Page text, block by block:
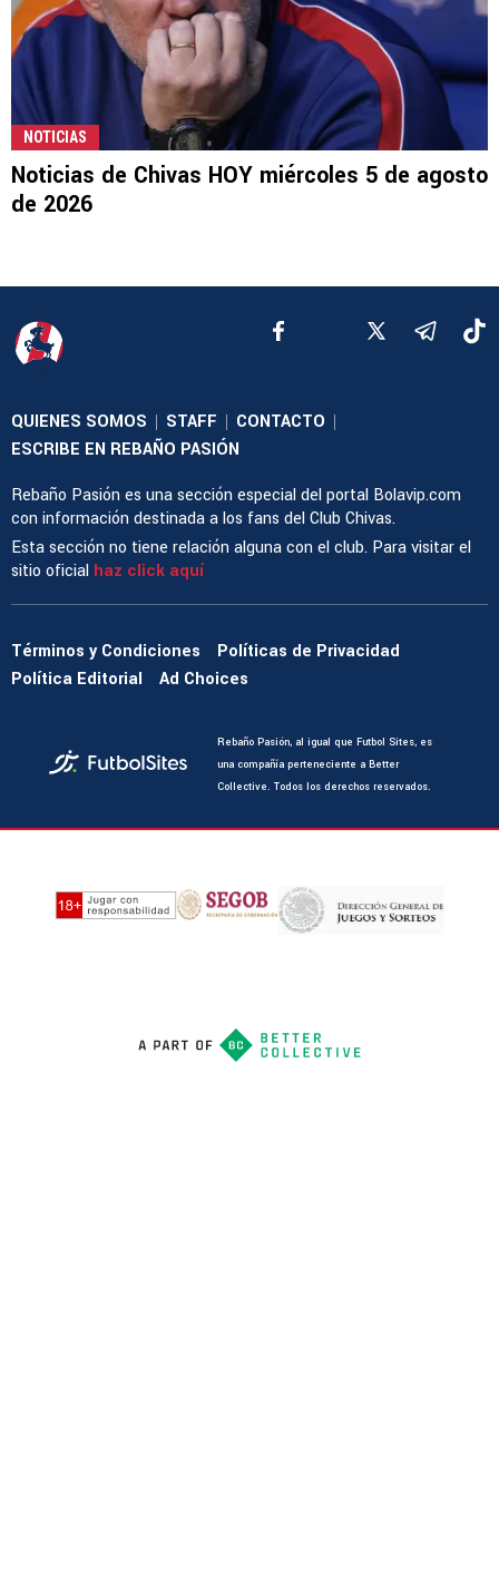
NOTICIAS
Noticias de Chivas HOY miércoles 5 de agosto
de 2026
QUIENES SOMOS | STAFF | CONTACTO |
ESCRIBE EN REBAÑO PASIÓN
Rebaño Pasión es una sección especial del portal Bolavip.com
con información destinada a los fans del Club Chivas.
Esta sección no tiene relación alguna con el club. Para visitar el
sitio oficial haz click aquí
Términos y Condiciones
Políticas de Privacidad
Política Editorial
Ad Choices
Rebaño Pasión, al igual que Futbol Sites, es
una compañía perteneciente a Better
Collective. Todos los derechos reservados.